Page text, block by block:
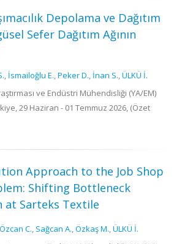
Depolama ve Dağıtım
Sefer Dağıtım Ağının
, İsmailoğlu E.,Peker D., İnan S.,ÜLKÜ İ.
ve Endüstri Mühendisliği (YA/EM)
29 Haziran - 01 Temmuz 2026, (Özet
Approach to the Job Shop
Shifting Bottleneck
at Sarteks Textile
Özcan C., Sağcan A.,Özkaş M.,ÜLKÜ İ.